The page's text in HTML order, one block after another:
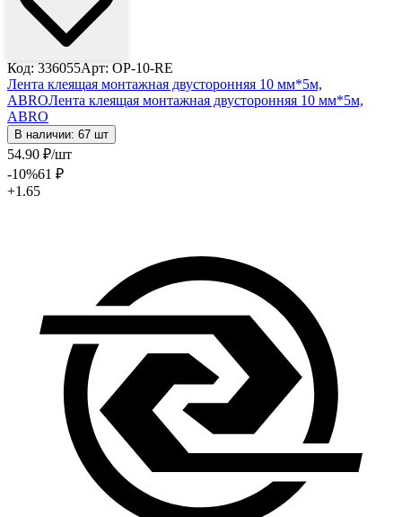
Код: 336055Арт: OP-10-RE
Лента клеящая монтажная двусторонняя 10 мм*5м,
ABROЛента клеящая монтажная двусторонняя 10 мм*5м,
ABRO
В наличии: 67 шт
54.90 ₽/шт
-10%61 ₽
+1.65